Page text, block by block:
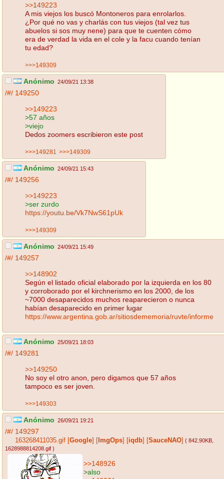
>>149223
A mis viejos los buscó Montoneros para enrolarlos.
¿Por qué no vas y charlás con tus viejos (tal vez tus
abuelos si sos muy nene) para que te cuenten cómo
era de verdad la vida en el cole y la facu cuando tenían
tu edad?
>>>149309
Anónimo 24/09/21 13:38
/#/ 149250
>>149223
>57 años
>viejo
Dedos zoomers escribieron este post
>>>149281 >>>149309
Anónimo 24/09/21 15:43
/#/ 149256
>>149223
>ser zurdo
https://youtu.be/Vk7NwS61pUk
>>>149309
Anónimo 24/09/21 15:49
/#/ 149257
>>148902
Según el listado oficial elaborado por la izquierda en los 80
y corroborado por el kirchnerismo en los 2000, de los
~7000 desaparecidos muchos reaparecieron o nunca
habían desaparecido en primer lugar
https://www.argentina.gob.ar/sitiosdememoria/ruvte/informe
Anónimo 25/09/21 18:03
/#/ 149281
>>149250
No soy el otro anon, pero digamos que 57 años
tampoco es ser joven.
>>>149303
Anónimo 26/09/21 19:21
/#/ 149297
163268411035.gif Google ImgOps iqdb SauceNAO ( 842.90KB
1628988814208.gif )
>>148926
>also